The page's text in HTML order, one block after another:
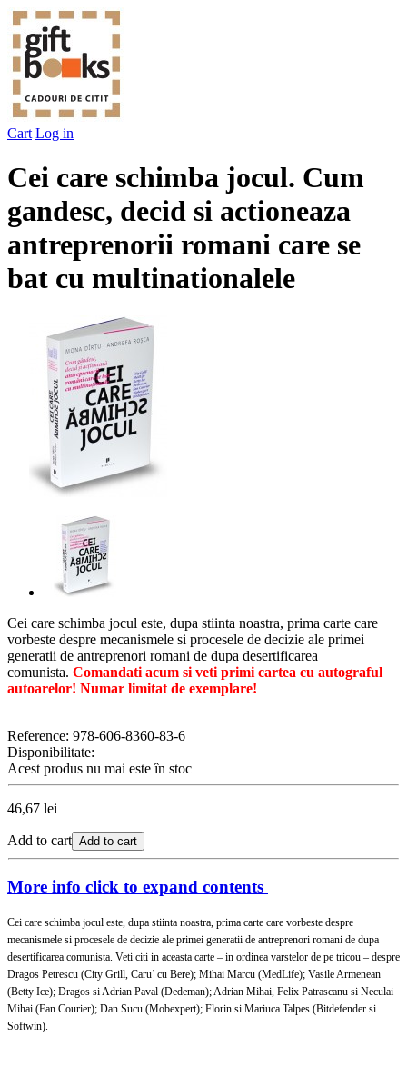
Cart Log in
Cei care schimba jocul. Cum
gandesc, decid si actioneaza
antreprenorii romani care se
bat cu multinationalele
Cei care schimba jocul este, dupa stiinta noastra, prima carte care
vorbeste despre mecanismele si procesele de decizie ale primei
generatii de antreprenori romani de dupa desertificarea
comunista. Comandati acum si veti primi cartea cu autograful
autoarelor! Numar limitat de exemplare!
Reference: 978-606-8360-83-6
Disponibilitate:
Acest produs nu mai este în stoc
46,67 lei
Add to cart Add to cart
More info click to expand contents
Cei care schimba jocul este, dupa stiinta noastra, prima carte care vorbeste despre
mecanismele si procesele de decizie ale primei generatii de antreprenori romani de dupa
desertificarea comunista. Veti citi in aceasta carte – in ordinea varstelor de pe tricou – despre
Dragos Petrescu (City Grill, Caru’ cu Bere); Mihai Marcu (MedLife); Vasile Armenean
(Betty Ice); Dragos si Adrian Paval (Dedeman); Adrian Mihai, Felix Patrascanu si Neculai
Mihai (Fan Courier); Dan Sucu (Mobexpert); Florin si Mariuca Talpes (Bitdefender si
Softwin).